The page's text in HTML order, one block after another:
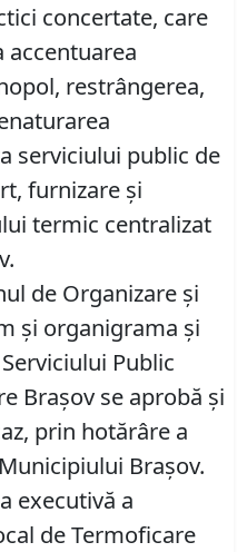
concertate, care
accentuarea
restrângerea,
serviciului public de
furnizare şi
termic centralizat
de Organizare şi
şi organigrama şi
Public
Braşov se aprobă şi
prin hotărâre a
Braşov.
executivă a
de Termoficare